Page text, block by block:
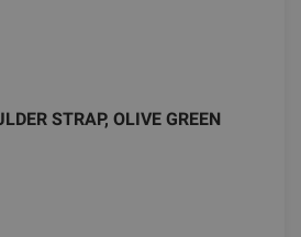
STRAP, OLIVE GREEN